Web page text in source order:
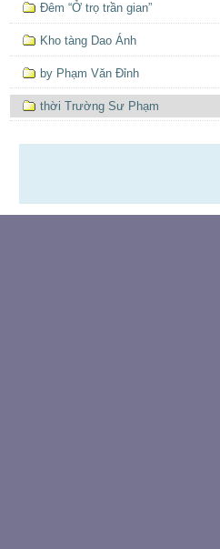
Đêm “Ở trọ trần gian”
Kho tàng Dao Ánh
by Phạm Văn Đỉnh
thời Trường Sư Phạm